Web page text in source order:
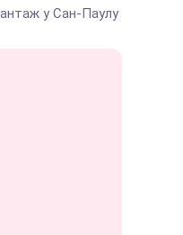
у Сан-Паулу